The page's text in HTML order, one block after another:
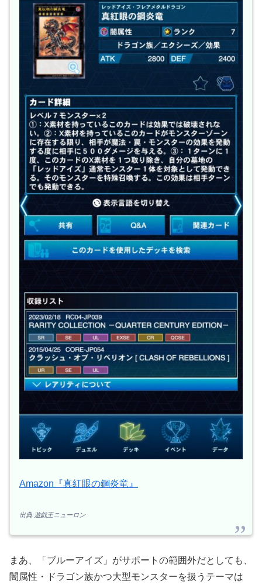
Amazon『真紅眼の鋼炎竜』
出典:遊戯王ニューロン
まあ、「ブルーアイズ」がサポートの範囲外だとしても、
闇属性・ドラゴン族かつ大型モンスターを扱うテーマは